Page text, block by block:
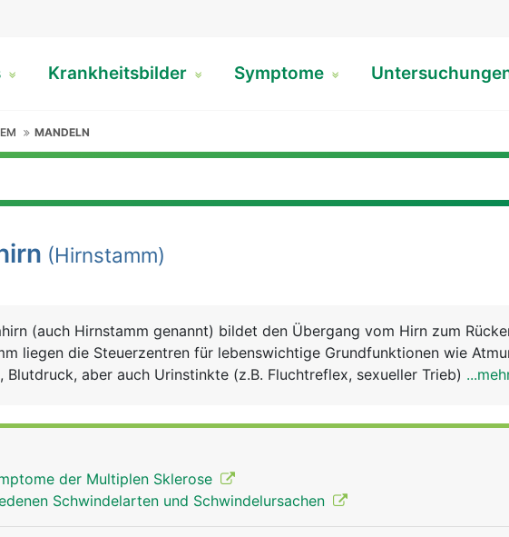
Krankheitsbilder Symptome
MANDELN
(Hirnstamm)
(auch Hirnstamm genannt) bildet den Übergang vom Hirn zum
liegen die Steuerzentren für lebenswichtige Grundfunktionen wie
Blutdruck, aber auch Urinstinkte (z.B. Fluchtreflex, sexueller Trieb)
der Multiplen Sklerose
Schwindelarten und Schwindelursachen